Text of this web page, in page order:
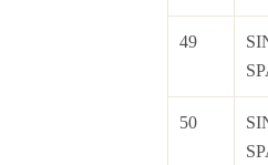
49
50